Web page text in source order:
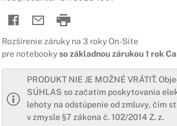
Rozšírenie záruky na 3 roky On-Site
pre notebookyso základnou zárukou 1 rok
PRODUKT NIE JE MOŽNÉ VRÁTIŤ.
SÚHLAS so začatím poskytovania
lehoty na odstúpenie od zmluvy, čím
v zmysle §7 zákona č. 102/2014 Z. z.